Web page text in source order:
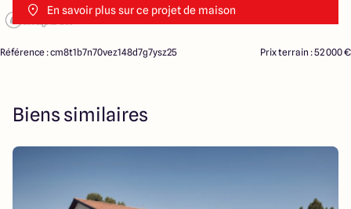
En savoir plus sur ce projet de maison
Référence : cm8t1b7n70vez148d7g7ysz25 Prix terrain : 52 000 €
Biens similaires